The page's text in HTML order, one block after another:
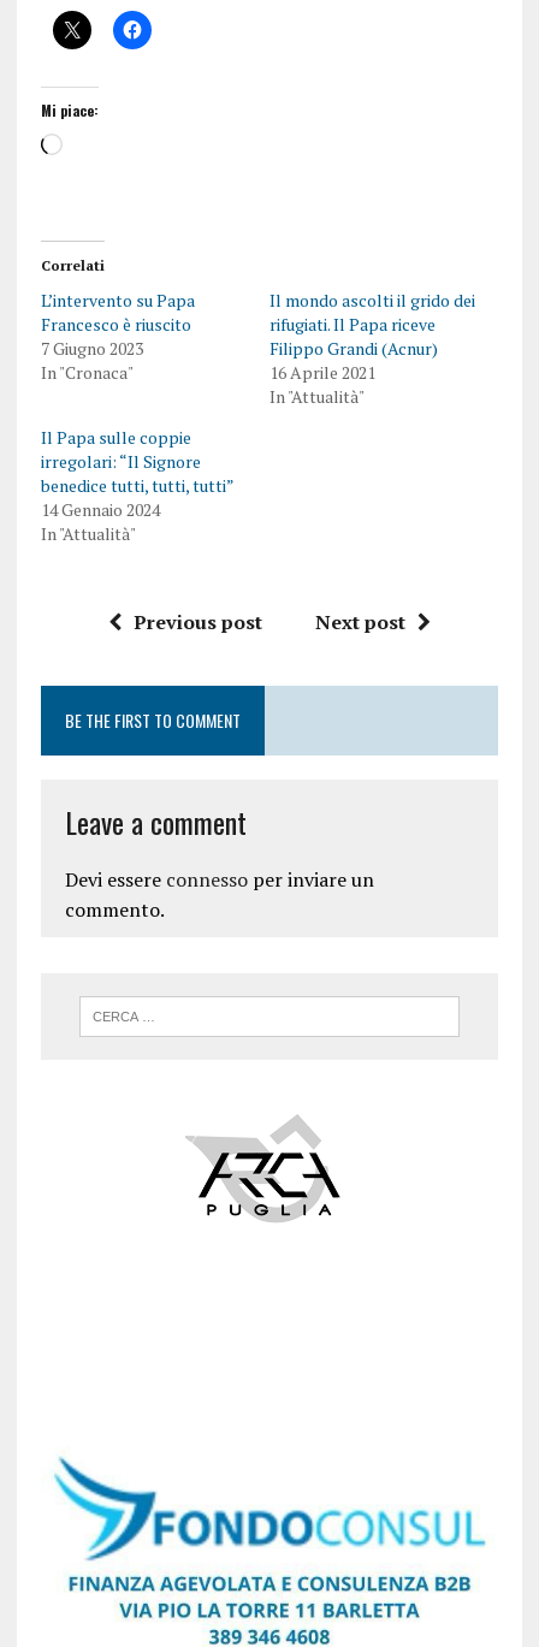
Mi piace:
Correlati
L’intervento su Papa
Francesco è riuscito
7 Giugno 2023
In "Cronaca"
Il mondo ascolti il grido dei
rifugiati. Il Papa riceve
Filippo Grandi (Acnur)
16 Aprile 2021
In "Attualità"
Il Papa sulle coppie
irregolari: “Il Signore
benedice tutti, tutti, tutti”
14 Gennaio 2024
In "Attualità"
Previous post Next post
BE THE FIRST TO COMMENT
Leave a comment
Devi essere connessoper inviare un
commento.